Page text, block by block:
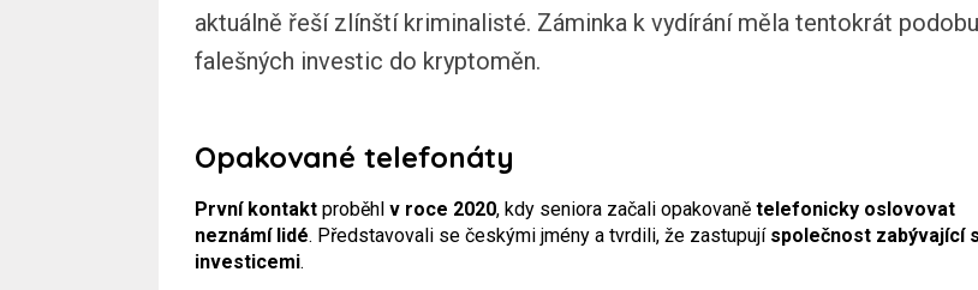
aktuálně řeší zlínští kriminalisté. Záminka k vydírání měla tentokrát podobu
falešných investic do kryptoměn.
Opakované telefonáty
První kontakt proběhl v roce 2020, kdy seniora začali opakovaně telefonicky oslovovat
neznámí lidé. Představovali se českými jmény a tvrdili, že zastupují společnost zabývající
investicemi.